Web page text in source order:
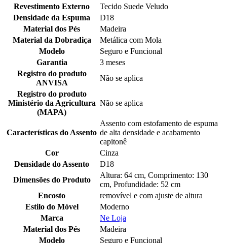
Revestimento Externo
Tecido Suede Veludo
Densidade da Espuma
D18
Material dos Pés
Madeira
Material da Dobradiça
Metálica com Mola
Modelo
Seguro e Funcional
Garantia
3 meses
Registro do produto
ANVISA
Não se aplica
Registro do produto
Ministério da Agricultura
(MAPA)
Não se aplica
Características do Assento
Assento com estofamento de espuma
de alta densidade e acabamento
capitonê
Cor
Cinza
Densidade do Assento
D18
Dimensões do Produto
Altura: 64 cm, Comprimento: 130
cm, Profundidade: 52 cm
Encosto
removível e com ajuste de altura
Estilo do Móvel
Moderno
Marca
Ne Loja
Material dos Pés
Madeira
Modelo
Seguro e Funcional